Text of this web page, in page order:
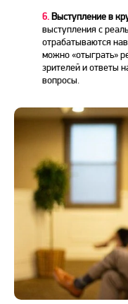
6. Выступление в
выступления с
отрабатываются
можно «отыграть»
зрителей и ответы
вопросы.